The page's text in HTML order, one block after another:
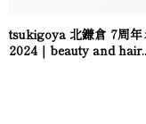
tsukigoya 北鎌倉 7周年
2024｜beauty and